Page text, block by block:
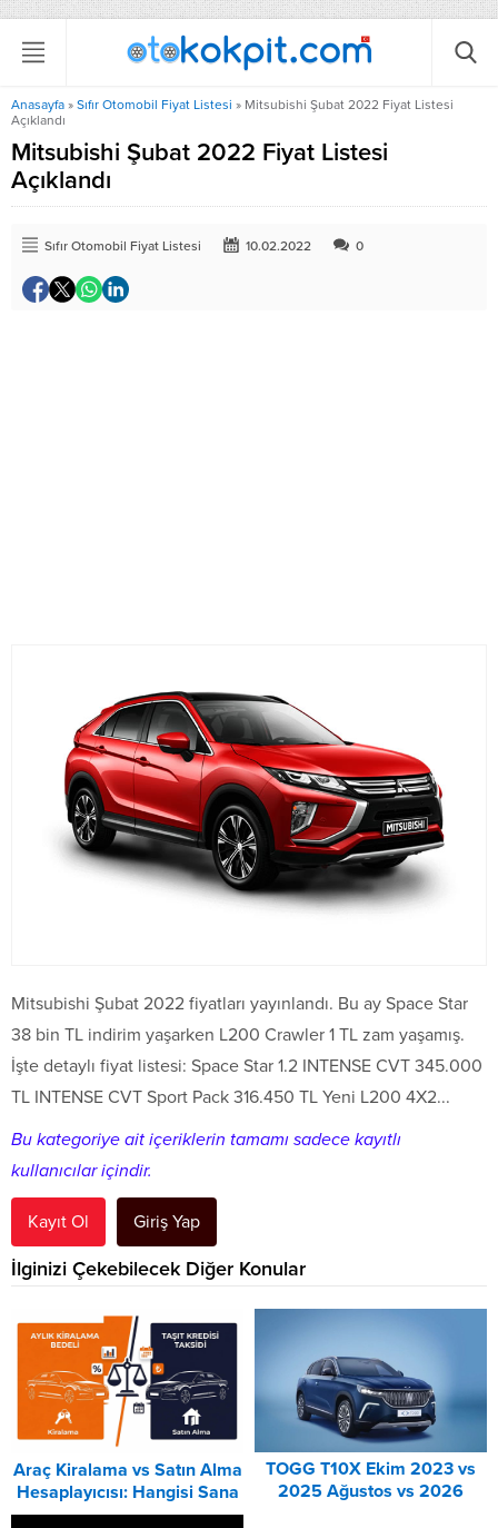
Anasayfa » Sıfır Otomobil Fiyat Listesi » Mitsubishi Şubat 2022 Fiyat Listesi
Açıklandı
Mitsubishi Şubat 2022 Fiyat Listesi
Açıklandı
Sıfır Otomobil Fiyat Listesi 10.02.2022 0
Mitsubishi Şubat 2022 fiyatları yayınlandı. Bu ay Space Star
38 bin TL indirim yaşarken L200 Crawler 1 TL zam yaşamış.
İşte detaylı fiyat listesi: Space Star 1.2 INTENSE CVT 345.000
TL INTENSE CVT Sport Pack 316.450 TL Yeni L200 4X2...
Bu kategoriye ait içeriklerin tamamı sadece kayıtlı
kullanıcılar içindir.
Kayıt Ol Giriş Yap
İlginizi Çekebilecek Diğer Konular
Araç Kiralama vs Satın Alma
Hesaplayıcısı: Hangisi Sana
Uygun? – 2026
TOGG T10X Ekim 2023 vs
2025 Ağustos vs 2026